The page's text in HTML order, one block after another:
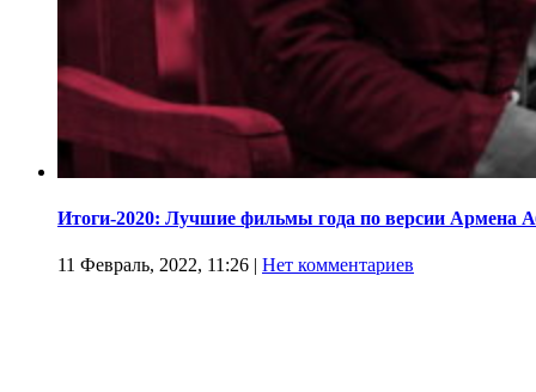
Итоги-2020: Лучшие фильмы года по версии Армена
11 Февраль, 2022, 11:26 | Нет комментариев